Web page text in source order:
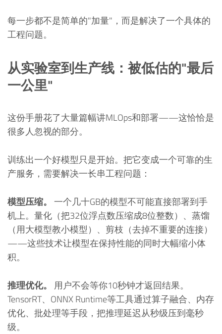
每一步都不是简单的"加量"，而是解决了一个具体的
工程问题。
从实验室到生产线：被低估的"最后
一公里"
这份手册花了大量篇幅讲MLOps和部署——这恰恰是
很多人忽视的部分。
训练出一个好模型只是开始。把它变成一个可靠的生
产服务，需要解决一长串工程问题：
模型压缩。 一个几十GB的模型不可能直接部署到手
机上。量化（把32位浮点数压缩成8位整数）、蒸馏
（用大模型教小模型）、剪枝（去掉不重要的连接）
——这些技术让模型在保持性能的同时大幅缩小体
积。
推理优化。 用户不会等你10秒钟才返回结果。
TensorRT、ONNX Runtime等工具通过算子融合、内存
优化、批处理等手段，把推理延迟从秒级压到毫秒
级。